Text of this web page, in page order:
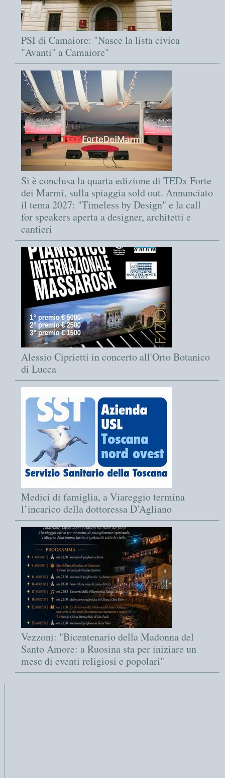
PSI di Camaiore: "Nasce la lista civica
"Avanti" a Camaiore"
Si è conclusa la quarta edizione di TEDx Forte
dei Marmi, sulla spiaggia sold out. Annunciato
il tema 2027: "Timeless by Design" e la call
for speakers aperta a designer, architetti e
cantieri
Alessio Ciprietti in concerto all'Orto Botanico
di Lucca
Medici di famiglia, a Viareggio termina
l’incarico della dottoressa D’Agliano
Vezzoni: "Bicentenario della Madonna del
Santo Amore: a Ruosina sta per iniziare un
mese di eventi religiosi e popolari"